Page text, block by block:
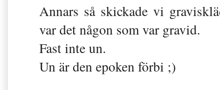
Annars så skickade vi
var det någon som var gravid.
Fast inte un.
Un är den epoken förbi ;)